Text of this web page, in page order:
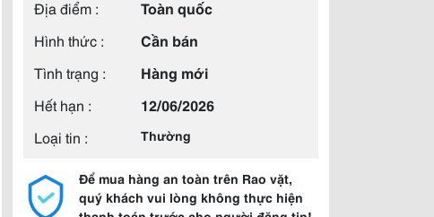
Địa điểm :
Toàn quốc
Hình thức :
Cần bán
Tình trạng :
Hàng mới
Hết hạn :
12/06/2026
Loại tin :
Thường
Để mua hàng an toàn trên Rao vặt,
quý khách vui lòng không thực hiện